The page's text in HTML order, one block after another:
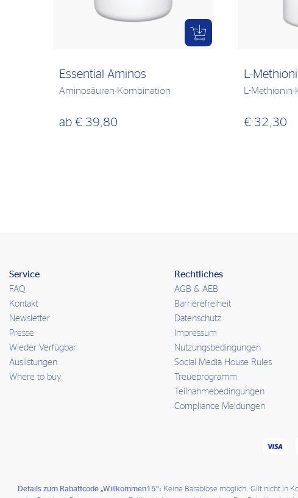
Essential Aminos
Aminosäuren-Kombination
ab € 39,80
L-
L-
€ 32,30
Service
FAQ
Kontakt
Newsletter
Presse
Wieder Verfügbar
Auslistungen
Where to buy
Rechtliches
AGB & AEB
Barrierefreiheit
Datenschutz
Impressum
Nutzungsbedingungen
Social Media House Rules
Treueprogramm
Teilnahmebedingungen
Compliance Meldungen
Details zum Rabattcode „Willkommen15“: Keine Barablöse möglich. Gilt nicht in